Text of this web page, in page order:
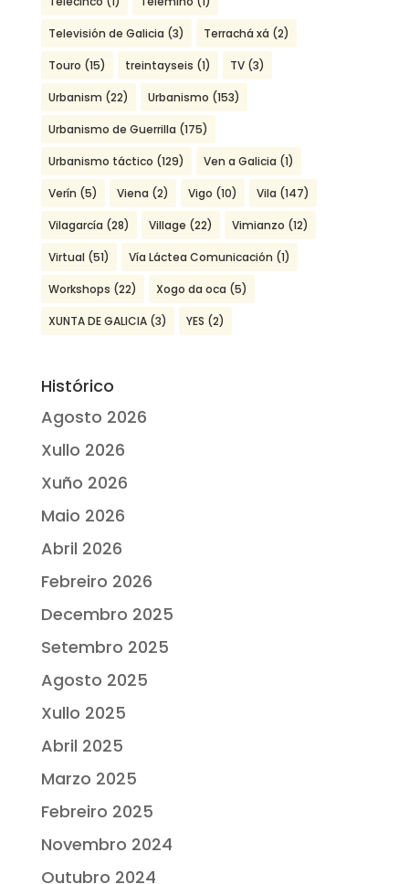
Televisión de Galicia (3) Terrachá xá (2)
Touro (15) treintayseis (1) TV(3)
Urbanism (22) Urbanismo (153)
Urbanismo de Guerrilla (175)
Urbanismo táctico (129) Ven a Galicia (1)
Verín (5) Viena (2) Vigo (10) Vila (147)
Vilagarcía (28) Village (22) Vimianzo (12)
Virtual (51) Vía Láctea Comunicación (1)
Workshops (22) Xogo da oca (5)
XUNTA DE GALICIA(3) YES (2)
Histórico
Agosto 2026
Xullo 2026
Xuño 2026
Maio 2026
Abril 2026
Febreiro 2026
Decembro 2025
Setembro 2025
Agosto 2025
Xullo 2025
Abril 2025
Marzo 2025
Febreiro 2025
Novembro 2024
Outubro 2024